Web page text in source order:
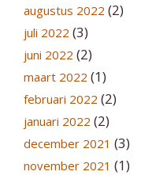
augustus 2022 (2)
juli 2022 (3)
juni 2022 (2)
maart 2022 (1)
februari 2022 (2)
januari 2022 (2)
december 2021 (3)
november 2021 (1)